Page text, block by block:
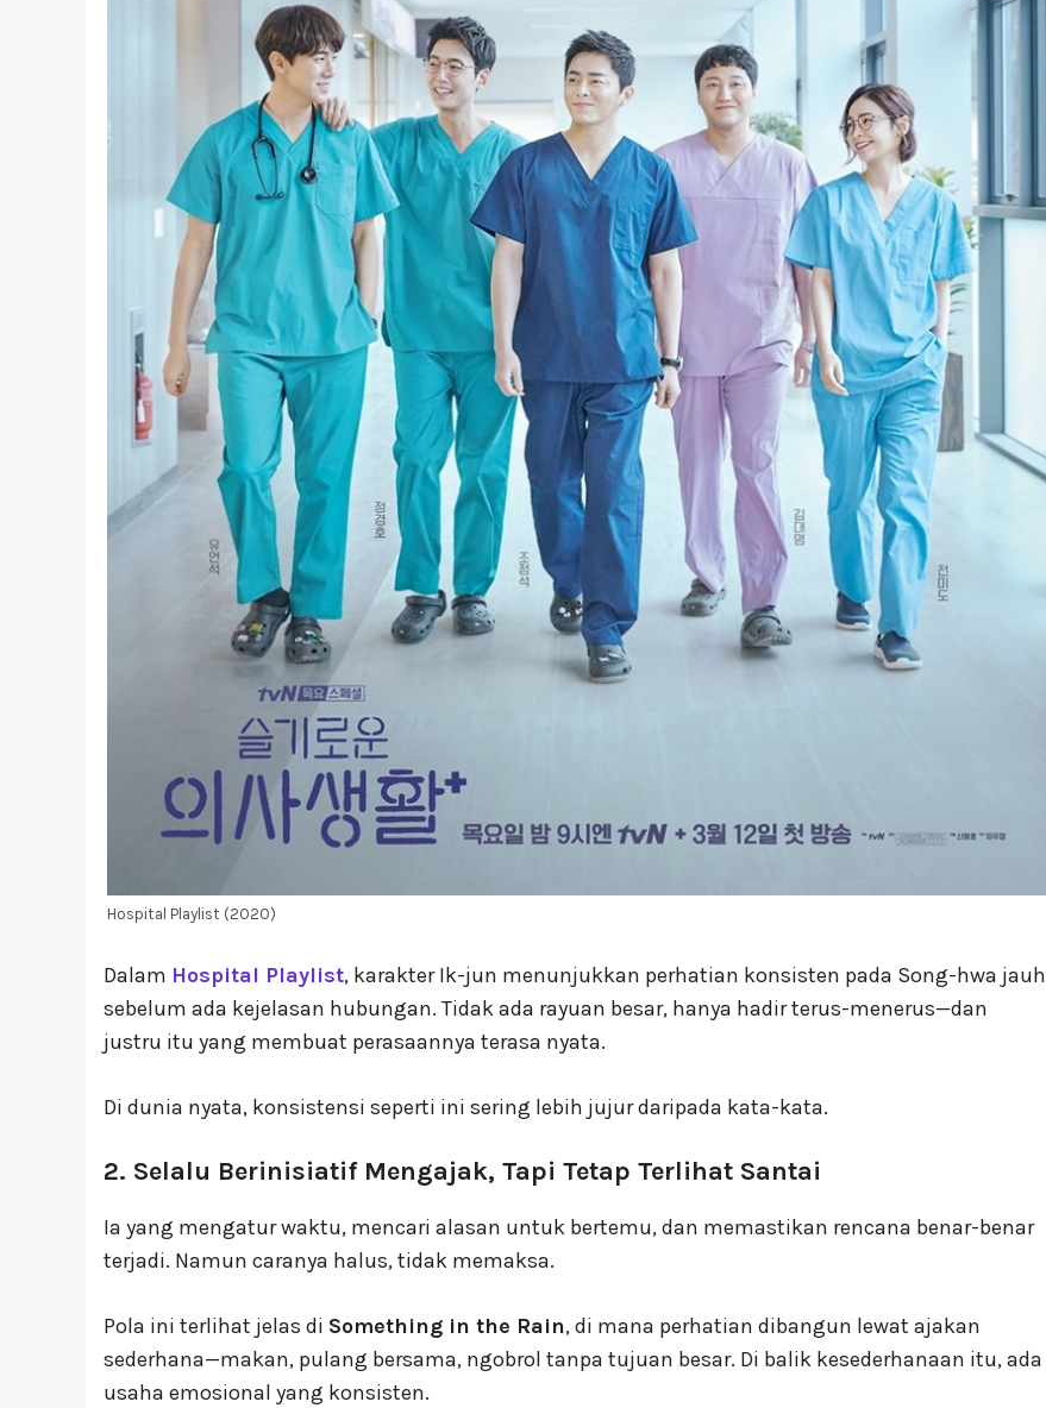
Hospital Playlist (2020)
Dalam Hospital Playlist, karakter Ik-jun menunjukkan perhatian konsisten pada Song-hwa jauh
sebelum ada kejelasan hubungan. Tidak ada rayuan besar, hanya hadir terus-menerus—dan
justru itu yang membuat perasaannya terasa nyata.
Di dunia nyata, konsistensi seperti ini sering lebih jujur daripada kata-kata.
2. Selalu Berinisiatif Mengajak, Tapi Tetap Terlihat Santai
Ia yang mengatur waktu, mencari alasan untuk bertemu, dan memastikan rencana benar-benar
terjadi. Namun caranya halus, tidak memaksa.
Pola ini terlihat jelas di Something in the Rain, di mana perhatian dibangun lewat ajakan
sederhana—makan, pulang bersama, ngobrol tanpa tujuan besar. Di balik kesederhanaan itu, ada
usaha emosional yang konsisten.